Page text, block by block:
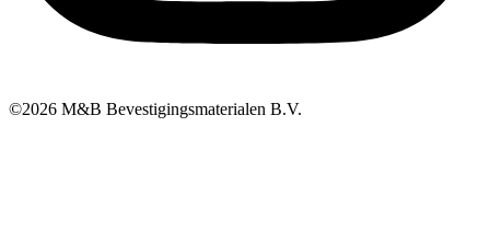
©2026 M&B Bevestigingsmaterialen B.V.